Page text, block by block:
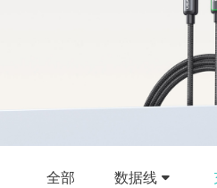
全部 数据线